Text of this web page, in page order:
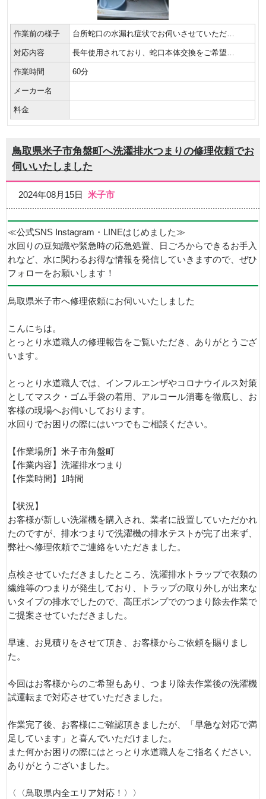
作業前の様子 台所蛇口の水漏れ症状でお伺いさせていただ…
対応内容 長年使用されており、蛇口本体交換をご希望…
作業時間 60分
メーカー名
料金
鳥取県米子市角盤町へ洗濯排水つまりの修理依頼でお
伺いいたしました
2024年08月15日 米子市
≪公式SNS Instagram・LINEはじめました≫
水回りの豆知識や緊急時の応急処置、日ごろからできるお手入
れなど、水に関わるお得な情報を発信していきますので、ぜひ
フォローをお願いします！
鳥取県米子市へ修理依頼にお伺いいたしました
こんにちは。
とっとり水道職人の修理報告をご覧いただき、ありがとうござ
います。
とっとり水道職人では、インフルエンザやコロナウイルス対策
としてマスク・ゴム手袋の着用、アルコール消毒を徹底し、お
客様の現場へお伺いしております。
水回りでお困りの際にはいつでもご相談ください。
【作業場所】米子市角盤町
【作業内容】洗濯排水つまり
【作業時間】1時間
【状況】
お客様が新しい洗濯機を購入され、業者に設置していただかれ
たのですが、排水つまりで洗濯機の排水テストが完了出来ず、
弊社へ修理依頼でご連絡をいただきました。
点検させていただきましたところ、洗濯排水トラップで衣類の
繊維等のつまりが発生しており、トラップの取り外しが出来な
いタイプの排水でしたので、高圧ポンプでのつまり除去作業で
ご提案させていただきました。
早速、お見積りをさせて頂き、お客様からご依頼を賜りまし
た。
今回はお客様からのご希望もあり、つまり除去作業後の洗濯機
試運転まで対応させていただきました。
作業完了後、お客様にご確認頂きましたが、「早急な対応で満
足しています」と喜んでいただけました。
また何かお困りの際にはとっとり水道職人をご指名ください。
ありがとうございました。
〈〈鳥取県内全エリア対応！〉〉